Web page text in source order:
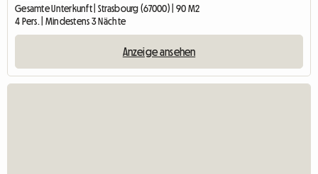
Gesamte Unterkunft | Strasbourg (67000) | 90 M2
4 Pers. | Mindestens 3 Nächte
Anzeige ansehen